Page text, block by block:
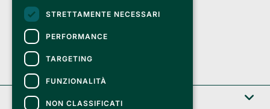
Su Clappit i tuoi acquisti ed i tuoi dati
sono sicuri e protetti da un certificato SSL
con crittografia a 128 bit.
Clappit
STRETTAMENTE NECESSARI
PERFORMANCE
TARGETING
FUNZIONALITÀ
NON CLASSIFICATI